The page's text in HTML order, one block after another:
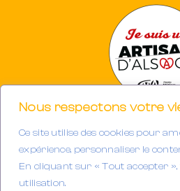
Nous respectons votre
Ce site utilise des cookies pour
expérience, personnaliser le
En cliquant sur « Tout accepter
utilisation.
Photographe à Mulhouse-
SIRET 894933191/00013
Tél. : 06.32.63.34.98